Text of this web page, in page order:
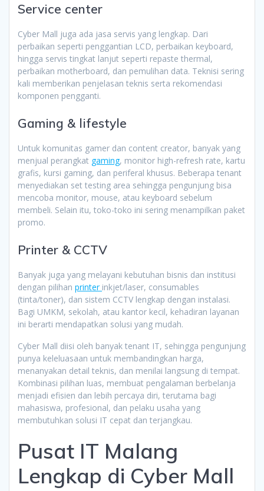
Service center
Cyber Mall juga ada jasa servis yang lengkap. Dari
perbaikan seperti penggantian LCD, perbaikan keyboard,
hingga servis tingkat lanjut seperti repaste thermal,
perbaikan motherboard, dan pemulihan data. Teknisi sering
kali memberikan penjelasan teknis serta rekomendasi
komponen pengganti.
Gaming & lifestyle
Untuk komunitas gamer dan content creator, banyak yang
menjual perangkat gaming, monitor high-refresh rate, kartu
grafis, kursi gaming, dan periferal khusus. Beberapa tenant
menyediakan set testing area sehingga pengunjung bisa
mencoba monitor, mouse, atau keyboard sebelum
membeli. Selain itu, toko-toko ini sering menampilkan paket
promo.
Printer & CCTV
Banyak juga yang melayani kebutuhan bisnis dan institusi
dengan pilihan printer inkjet/laser, consumables
(tinta/toner), dan sistem CCTV lengkap dengan instalasi.
Bagi UMKM, sekolah, atau kantor kecil, kehadiran layanan
ini berarti mendapatkan solusi yang mudah.
Cyber Mall diisi oleh banyak tenant IT, sehingga pengunjung
punya keleluasaan untuk membandingkan harga,
menanyakan detail teknis, dan menilai langsung di tempat.
Kombinasi pilihan luas, membuat pengalaman berbelanja
menjadi efisien dan lebih percaya diri, terutama bagi
mahasiswa, profesional, dan pelaku usaha yang
membutuhkan solusi IT cepat dan terjangkau.
Pusat IT Malang
Lengkap di Cyber Mall